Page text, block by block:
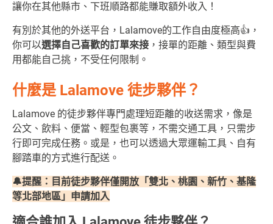
讓你在其他縣市、下班順路都能賺取額外收入！
有別於其他的外送平台，Lalamove的工作自由度極高👍，
你可以選擇自己喜歡的訂單來接 ，接單的距離、類型與費
用都能自己挑，不受任何限制。
什麼是 Lalamove 徒步夥伴？
Lalamove 的徒步夥伴專門處理短距離的收送需求，像是
公文、飲料、便當、輕型包裹等，不需交通工具，只需步
行即可完成任務。或是，也可以透過大眾運輸工具、自有
腳踏車的方式進行配送。
🔔提醒：目前徒步夥伴僅開放「雙北、桃園、新竹、基隆
等北部地區」申請加入